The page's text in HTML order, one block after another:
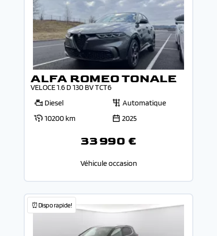
ALFA ROMEO TONALE
VELOCE 1.6 D 130 BV TCT6
Diesel
Automatique
10200 km
2025
33 990 €
Véhicule occasion
⏰Dispo rapide!